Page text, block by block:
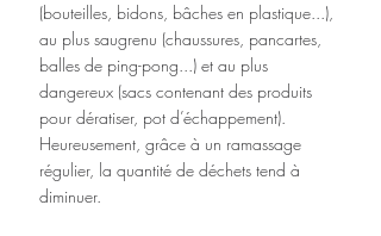
(bouteilles, bidons, bâches en plastique...),
au plus saugrenu (chaussures, pancartes,
balles de ping-pong...) et au plus
dangereux (sacs contenant des produits
pour dératiser, pot d’échappement).
Heureusement, grâce à un ramassage
régulier, la quantité de déchets tend à
diminuer.